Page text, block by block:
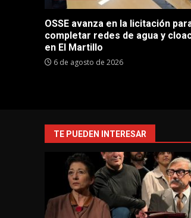
OSSE avanza en la licitación
completar redes de agua y
en El Martillo
6 de agosto de 2026
TE PUEDEN INTERESAR